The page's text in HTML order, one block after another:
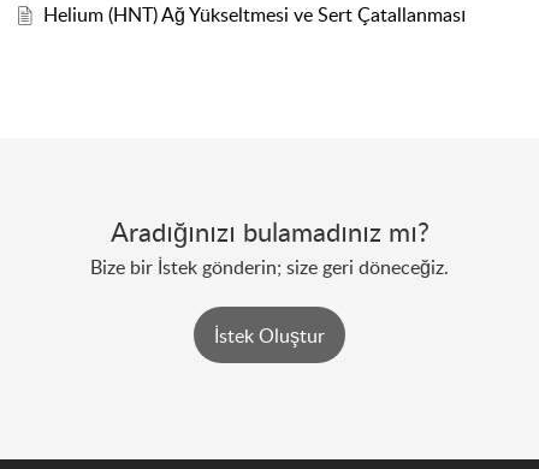
Helium (HNT) Ağ Yükseltmesi ve Sert Çatallanması
Aradığınızı bulamadınız mı?
Bize bir İstek gönderin; size geri döneceğiz.
İstek Oluştur